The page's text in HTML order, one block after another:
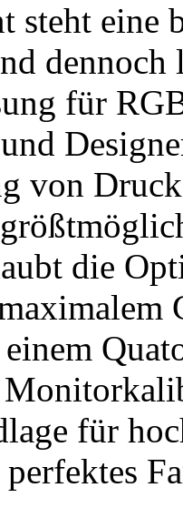
eine
für
von
die
einem
für